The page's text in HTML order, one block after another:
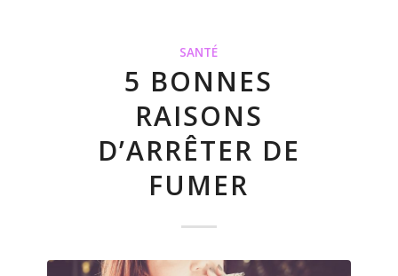
SANTÉ
5 BONNES
RAISONS
D’ARRÊTER DE
FUMER